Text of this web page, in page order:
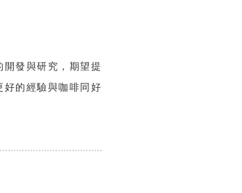
發與研究，期望提
好的經驗與咖啡同好